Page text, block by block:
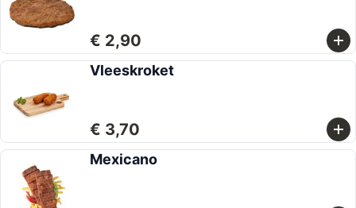
€ 2,90
Vleeskroket
€ 3,70
Mexicano